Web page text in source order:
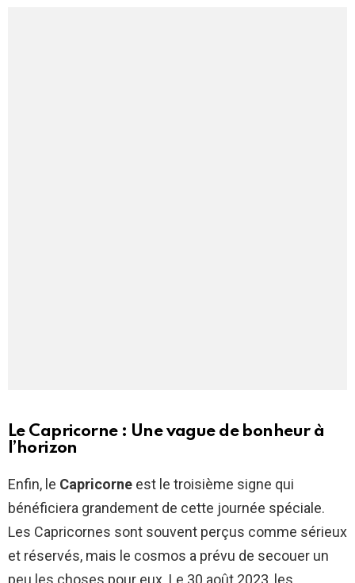
Le Capricorne : Une vague de bonheur à
l’horizon
Enfin, le Capricorne est le troisième signe qui
bénéficiera grandement de cette journée spéciale.
Les Capricornes sont souvent perçus comme sérieux
et réservés, mais le cosmos a prévu de secouer un
peu les choses pour eux. Le 30 août 2023, les